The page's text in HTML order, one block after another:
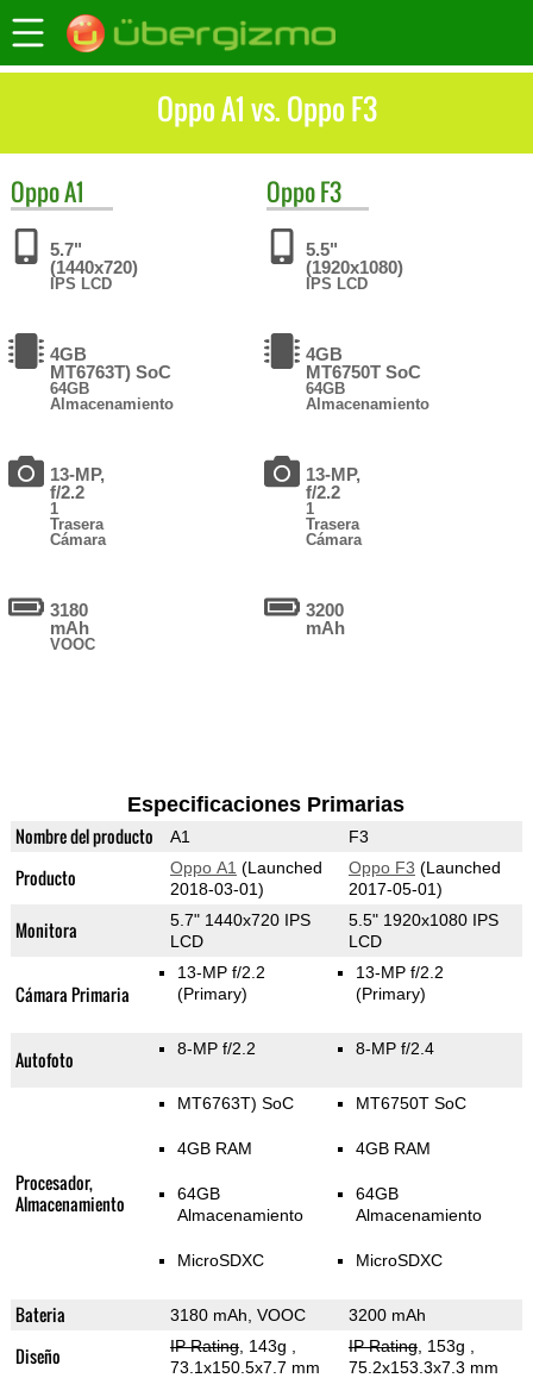
Oppo A1 vs. Oppo F3
OppoA1
5.7"
(1440x720)
IPS LCD
4GB
MT6763T) SoC
64GB
Almacenamiento
13-MP,
f/2.2
1
Trasera
Cámara
3180
mAh
VOOC
OppoF3
5.5"
(1920x1080)
IPS LCD
4GB
MT6750T SoC
64GB
Almacenamiento
13-MP,
f/2.2
1
Trasera
Cámara
3200
mAh
Especificaciones Primarias
Nombre del producto A1 F3
Producto Oppo A1 (Launched
2018-03-01)
Oppo F3 (Launched
2017-05-01)
Monitora
5.7" 1440x720 IPS
LCD
5.5" 1920x1080 IPS
LCD
Cámara Primaria
13-MP f/2.2
(Primary)
13-MP f/2.2
(Primary)
Autofoto 8-MP f/2.2 8-MP f/2.4
Procesador,
Almacenamiento
MT6763T) SoC
4GB RAM
64GB
Almacenamiento
MicroSDXC
MT6750T SoC
4GB RAM
64GB
Almacenamiento
MicroSDXC
Bateria 3180 mAh, VOOC 3200 mAh
Diseño IP Rating, 143g
73.1x150.5x7.7 mm
IP Rating, 153g
75.2x153.3x7.3 mm